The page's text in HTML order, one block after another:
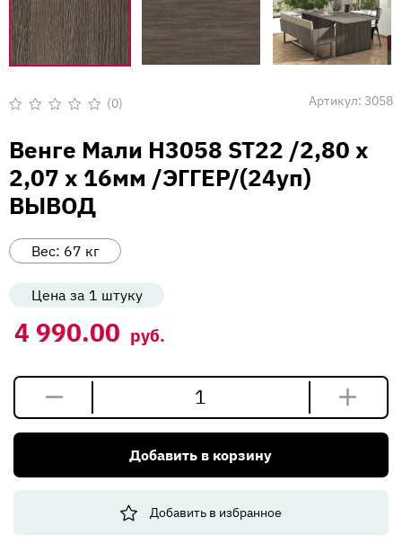
Вакансии
Напишите нам
Артикул: 3058
из
5
(0)
Венге Мали H3058 ST22 /2,80 х
2,07 х 16мм /ЭГГЕР/(24уп)
ВЫВОД
Вес: 67 кг
Цена за 1 штуку
4 990.00 руб.
товара
Венге
H3058
Добавить в корзину
Добавить в избранное